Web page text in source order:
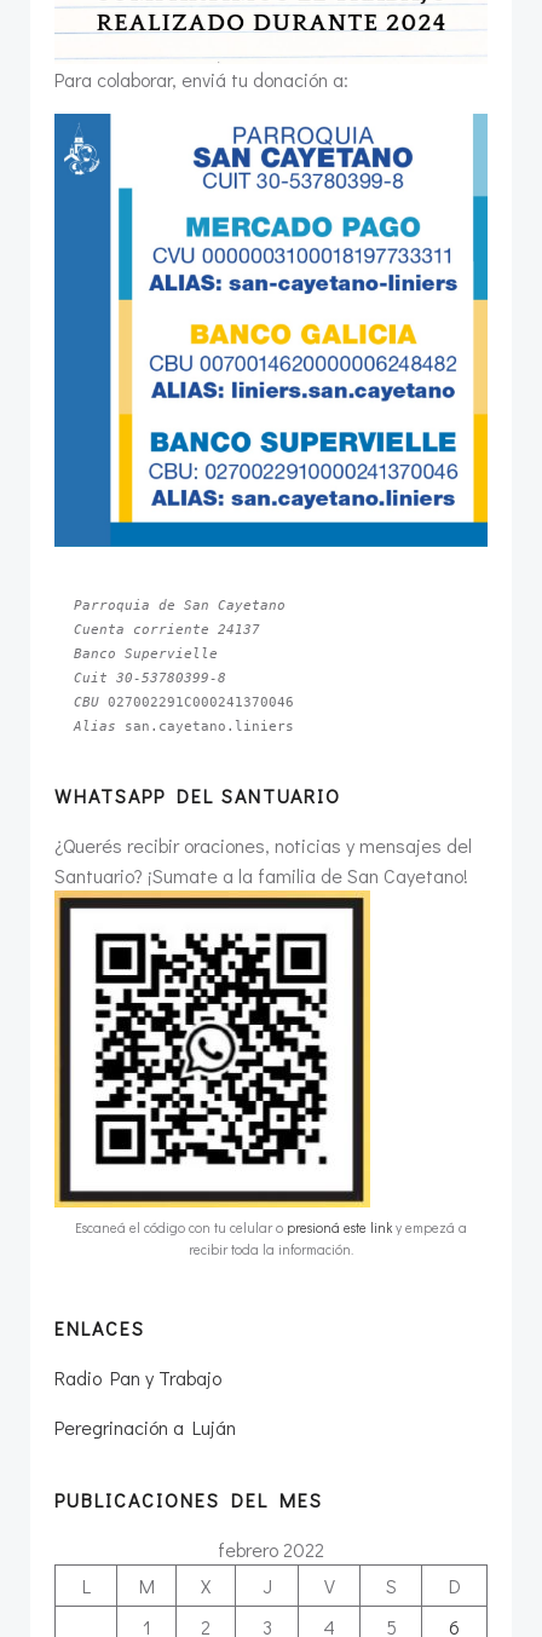
Para colaborar, enviá tu donación a:
Parroquia de San Cayetano
Cuenta corriente 24137
Banco Supervielle
Cuit 30-53780399-8
CBU
Alias san.cayetano.liniers
WHATSAPP DEL SANTUARIO
¿Querés recibir oraciones, noticias y mensajes del
Santuario? ¡Sumate a la familia de San Cayetano!
Escaneá el código con tu celular o presioná este link y empezá a
recibir toda la información.
ENLACES
Radio Pan y Trabajo
Peregrinación a Luján
PUBLICACIONES DEL MES
febrero 2022
L
M X J V S
D
1
2 3 4 5 6